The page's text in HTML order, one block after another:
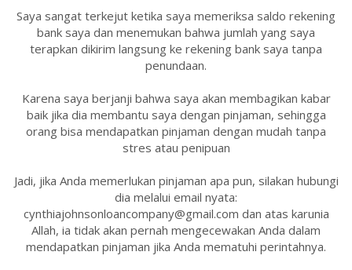
Saya sangat terkejut ketika saya memeriksa saldo rekening
bank saya dan menemukan bahwa jumlah yang saya
terapkan dikirim langsung ke rekening bank saya tanpa
penundaan.
Karena saya berjanji bahwa saya akan membagikan kabar
baik jika dia membantu saya dengan pinjaman, sehingga
orang bisa mendapatkan pinjaman dengan mudah tanpa
stres atau penipuan
Jadi, jika Anda memerlukan pinjaman apa pun, silakan hubungi
dia melalui email nyata:
cynthiajohnsonloancompany@gmail.com dan atas karunia
Allah, ia tidak akan pernah mengecewakan Anda dalam
mendapatkan pinjaman jika Anda mematuhi perintahnya.